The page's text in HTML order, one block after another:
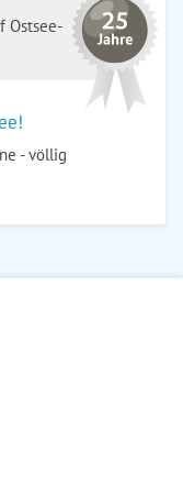
Ostsee-
- völlig